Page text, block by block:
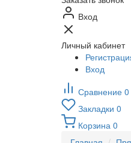
Вход
Личный кабинет
Вход
Сравнение 0
Закладки 0
Корзина 0